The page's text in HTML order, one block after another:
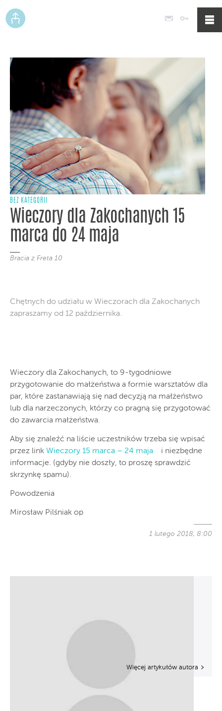
Poczta
BEZ KATEGORII
Wieczory dla Zakochanych 15
marca do 24 maja
Bracia z Freta 10
Chętnych do udziału w Wieczorach dla Zakochanych
zapraszamy od 12 października.
Wieczory dla Zakochanych, to 9-tygodniowe
przygotowanie do małżeństwa a formie warsztatów dla
par, które zastanawiają się nad decyzją na małżeństwo
lub dla narzeczonych, którzy co pragną się przygotować
do zawarcia małżeństwa.
Aby się znaleźć na liście uczestników trzeba się wpisać
przez link Wieczory 15 marca – 24 maja i niezbędne
informacje. (gdyby nie doszły, to proszę sprawdzić
skrzynkę spamu).
Powodzenia
Mirosław Pilśniak op
1 lutego 2018, 8:00
Więcej artykułów autora